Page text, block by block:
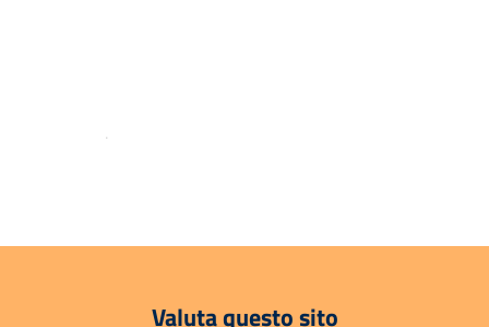
.
Valuta questo sito